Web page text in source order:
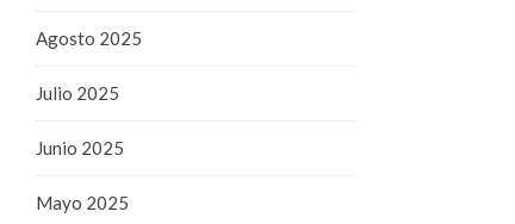
Agosto 2025
Julio 2025
Junio 2025
Mayo 2025